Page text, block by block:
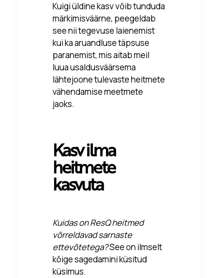
Kuigi üldine kasv võib tunduda
märkimisväärne, peegeldab
see nii tegevuse laienemist
kui ka aruandluse täpsuse
paranemist, mis aitab meil
luua usaldusväärsema
lähtejoone tulevaste heitmete
vähendamise meetmete
jaoks.
Kasv ilma
heitmete
kasvuta
Kuidas on ResQ heitmed
võrreldavad sarnaste
ettevõtetega?See on ilmselt
kõige sagedamini küsitud
küsimus.